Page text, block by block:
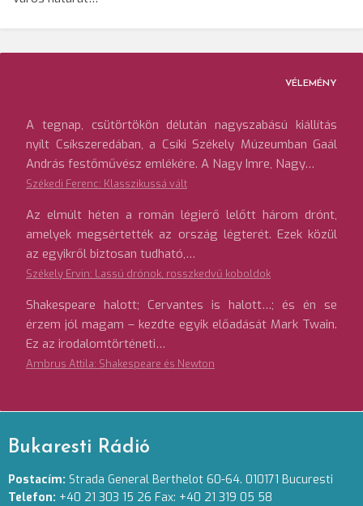
VÉLEMÉNY
A tegnap, csütörtökön délután nagyszabású kiállítás
nyílt Csíkszeredában, a Csíki Székely Múzeumban Gaál
András festőművész emlékére. A Nagy Imre, Nagy…
Székedi Ferenc: Klasszikussá vált
Az elmúlt héten a román légierő lelőtt három drónt,
amelyek megsértették az ország légterét. Ezek közül
az egyikről biztosan tudható,…
Székely Ervin: Lassú drónok, rosszkedvű koboldok
Shakespeare halott; Cervantes is halott…; és én se
érzem jól magam – kezdte egyik előadását Mark Twain.
Ez az irodalomtörténeti…
Ambrus Attila: Shakespeare és Newton
Bukaresti Rádió
Postacím: Strada General Berthelot 60-64. 010171 Bucuresti
Telefon: +40 21 303 15 26 Fax: +40 21 319 05 58